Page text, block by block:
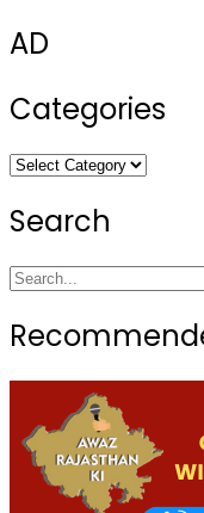
AD
Categories
Categories
Search